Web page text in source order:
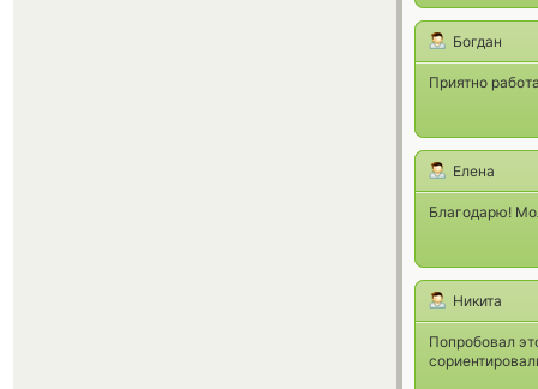
Богдан
Приятно
Елена
Благодарю!
Никита
Попробовал